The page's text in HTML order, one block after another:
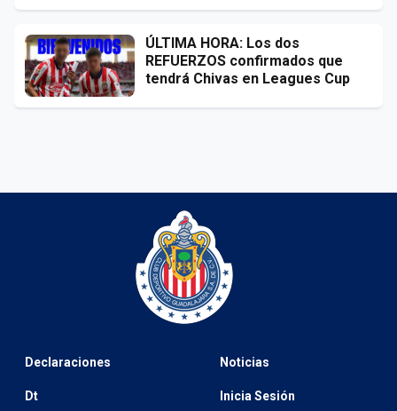
ÚLTIMA HORA: Los dos
REFUERZOS confirmados que
tendrá Chivas en Leagues Cup
Declaraciones
Dt
Noticias
Inicia Sesión